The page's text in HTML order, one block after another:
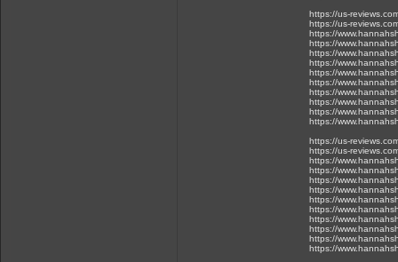
https://us-
https://us-
https://
https://
https://
https://
https://
https://
https://
https://
https://
https://
https://us-
https://us-
https://
https://
https://
https://
https://
https://
https://
https://
https://
https://